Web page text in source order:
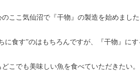
ここ気仙沼で『干物』の製造を始めました
に食す”のはもちろんですが、『干物』に
どこでも美味しい魚を食べていただきたい